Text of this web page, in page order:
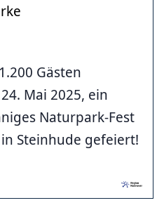
Gästen
Mai 2025, ein
Naturpark-Fest
Steinhude gefeiert!